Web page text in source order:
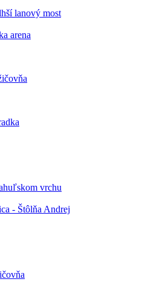
lanový most
arena
vrchu
- Štôlňa Andrej